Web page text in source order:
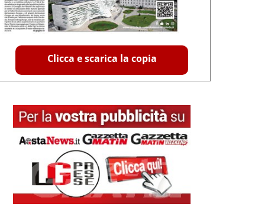
Clicca e scarica la copia